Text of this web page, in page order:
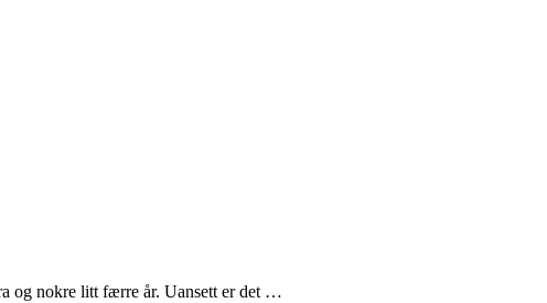
og nokre litt færre år. Uansett er det …